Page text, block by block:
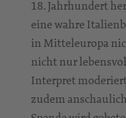
18. Jahrhundert
eine wahre
in Mitteleuropa
nicht nur
Interpret
zudem